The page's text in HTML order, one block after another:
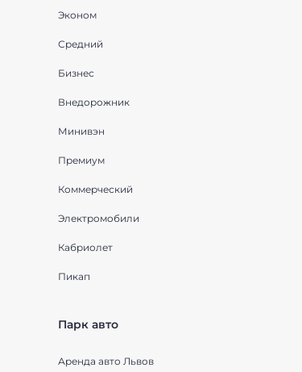
Эконом
Средний
Бизнес
Внедорожник
Минивэн
Премиум
Коммерческий
Электромобили
Кабриолет
Пикап
Парк авто
Аренда авто Львов